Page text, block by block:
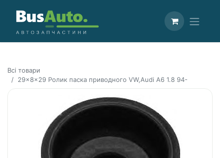
Всі товари
29x8x29 Ролик паска приводного VW,Audi A6 1.8 94-